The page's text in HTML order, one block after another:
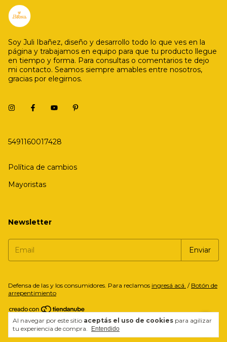
Al navegar por este sitio aceptás el uso de cookies para agilizar
tu experiencia de compra.
Entendido
Soy Juli Ibañez, diseño y desarrollo todo lo que ves en la
página y trabajamos en equipo para que tu producto llegue
en tiempo y forma. Para consultas o comentarios te dejo
mi contacto. Seamos siempre amables entre nosotros,
gracias por elegirnos.
5491160017428
Política de cambios
Mayoristas
Newsletter
Defensa de las y los consumidores. Para reclamos ingresá acá. / Botón de
arrepentimiento
Copyright Bresa - 2026. Todos los derechos reservados.